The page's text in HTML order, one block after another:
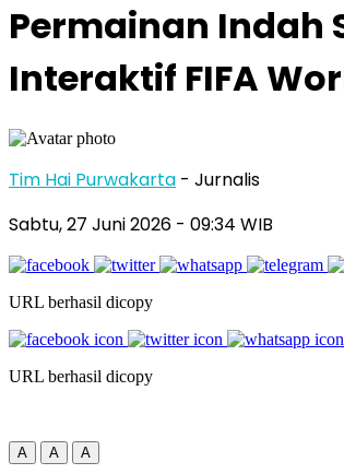
Permainan Indah
Interaktif FIFA
Tim Hai Purwakarta - Jurnalis
Sabtu, 27 Juni 2026 - 09:34 WIB
URL berhasil dicopy
URL berhasil dicopy
A A A